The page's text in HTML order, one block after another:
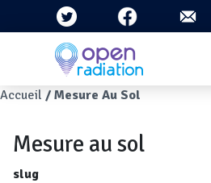
Aller au contenu principal
Fil d'Ariane
Accueil Mesure Au Sol
Mesure au sol
slug